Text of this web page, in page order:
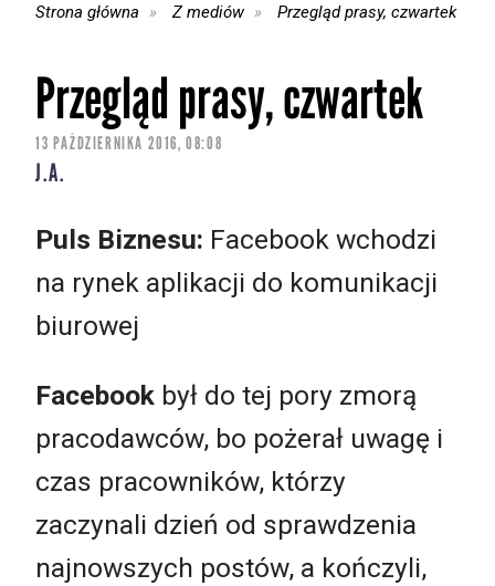
Strona główna Z mediów Przegląd prasy, czwartek
Przegląd prasy, czwartek
13 PAŹDZIERNIKA 2016, 08:08
J.A.
Puls Biznesu: Facebook wchodzi
na rynek aplikacji do komunikacji
biurowej
Facebook był do tej pory zmorą
pracodawców, bo pożerał uwagę i
czas pracowników, którzy
zaczynali dzień od sprawdzenia
najnowszych postów, a kończyli,